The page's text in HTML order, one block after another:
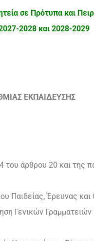
σε Πρότυπα και
2028 και 2028-2029
ΕΚΠΑΙΔΕΥΣΗΣ
του άρθρου 20 και της
Παιδείας, Έρευνας
Γενικών